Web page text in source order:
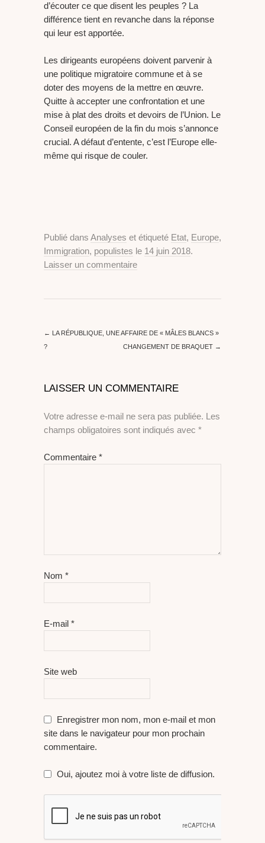
d’écouter ce que disent les peuples ? La
différence tient en revanche dans la réponse
qui leur est apportée.
Les dirigeants européens doivent parvenir à
une politique migratoire commune et à se
doter des moyens de la mettre en œuvre.
Quitte à accepter une confrontation et une
mise à plat des droits et devoirs de l’Union. Le
Conseil européen de la fin du mois s’annonce
crucial. A défaut d’entente, c’est l’Europe elle-
même qui risque de couler.
Publié dans Analyses et étiqueté Etat, Europe,
Immigration, populistes le 14 juin 2018.
Laisser un commentaire
←
LA RÉPUBLIQUE, UNE AFFAIRE DE « MÂLES BLANCS »
?
CHANGEMENT DE BRAQUET →
LAISSER UN COMMENTAIRE
Votre adresse e-mail ne sera pas publiée. Les
champs obligatoires sont indiqués avec *
Commentaire *
Nom *
E-mail *
Site web
Enregistrer mon nom, mon e-mail et mon
site dans le navigateur pour mon prochain
commentaire.
Oui, ajoutez moi à votre liste de diffusion.